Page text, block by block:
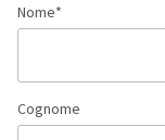
Nome*
Cognome